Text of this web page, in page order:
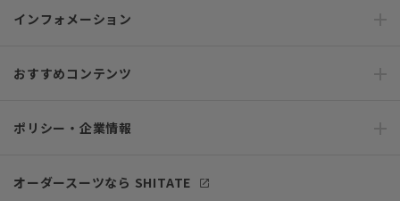
インフォメーション
おすすめコンテンツ
ポリシー・企業情報
オーダースーツなら SHITATE